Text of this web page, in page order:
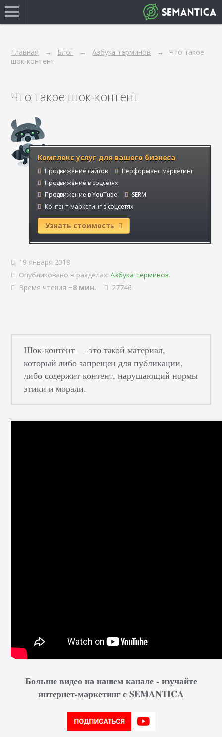
Главная Блог Азбука терминов
Что такое
шок-контент
Что такое шок-контент
Комплекс услуг для вашего бизнеса
Продвижение сайтов
Перформанс маркетинг
Продвижение в соцсетях
Продвижение в YouTube
SERM
Контент-маркетинг в соцсетях
Узнать стоимость
19 января 2018
Опубликовано в разделах: Азбука терминов.
Время чтения ~8 мин. 27746
Шок-контент — это такой материал,
который либо запрещен для публикации,
либо содержит контент, нарушающий нормы
этики и морали.
Больше видео на нашем канале - изучайте
интернет-маркетинг с SEMANTICA